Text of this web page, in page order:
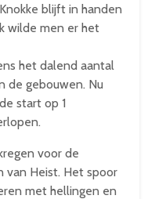
blijft in handen
wilde men er het
het dalend aantal
de gebouwen. Nu
start op 1
voor de
van Heist. Het spoor
met hellingen en